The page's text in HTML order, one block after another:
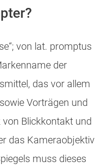
von lat. promptus
der
das vor allem
Vorträgen und
Blickkontakt und
das Kameraobjektiv
muss dieses